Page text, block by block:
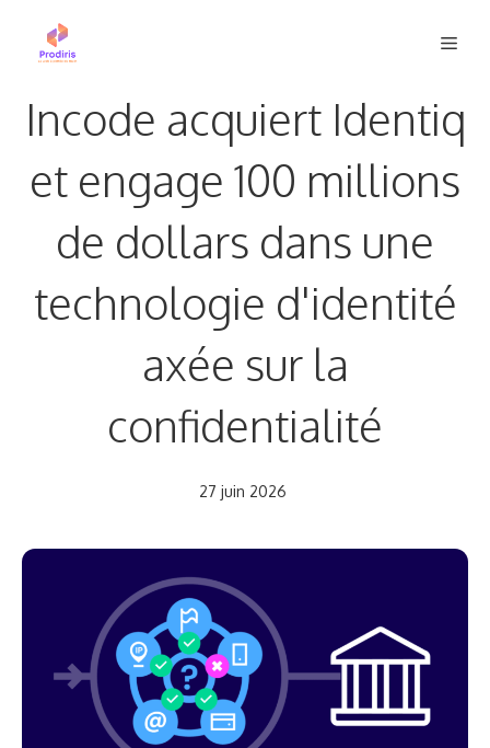
Incode acquiert Identiq
et engage 100 millions
de dollars dans une
technologie d'identité
axée sur la
confidentialité
27 juin 2026